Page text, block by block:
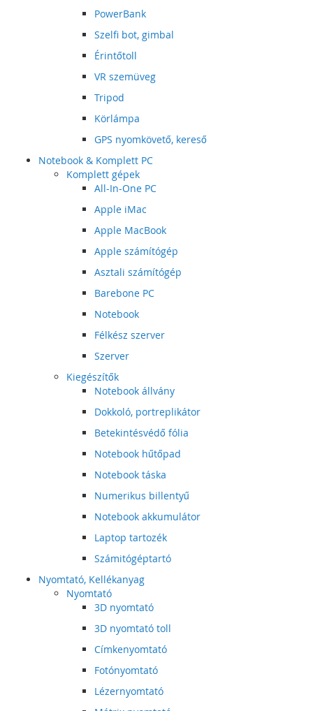
PowerBank
Szelfi bot, gimbal
Érintőtoll
VR szemüveg
Tripod
Körlámpa
GPS nyomkövető, kereső
Notebook & Komplett PC
Komplett gépek
All-In-One PC
Apple iMac
Apple MacBook
Apple számítógép
Asztali számítógép
Barebone PC
Notebook
Félkész szerver
Szerver
Kiegészítők
Notebook állvány
Dokkoló, portreplikátor
Betekintésvédő fólia
Notebook hűtőpad
Notebook táska
Numerikus billentyű
Notebook akkumulátor
Laptop tartozék
Számitógéptartó
Nyomtató, Kellékanyag
Nyomtató
3D nyomtató
3D nyomtató toll
Címkenyomtató
Fotónyomtató
Lézernyomtató